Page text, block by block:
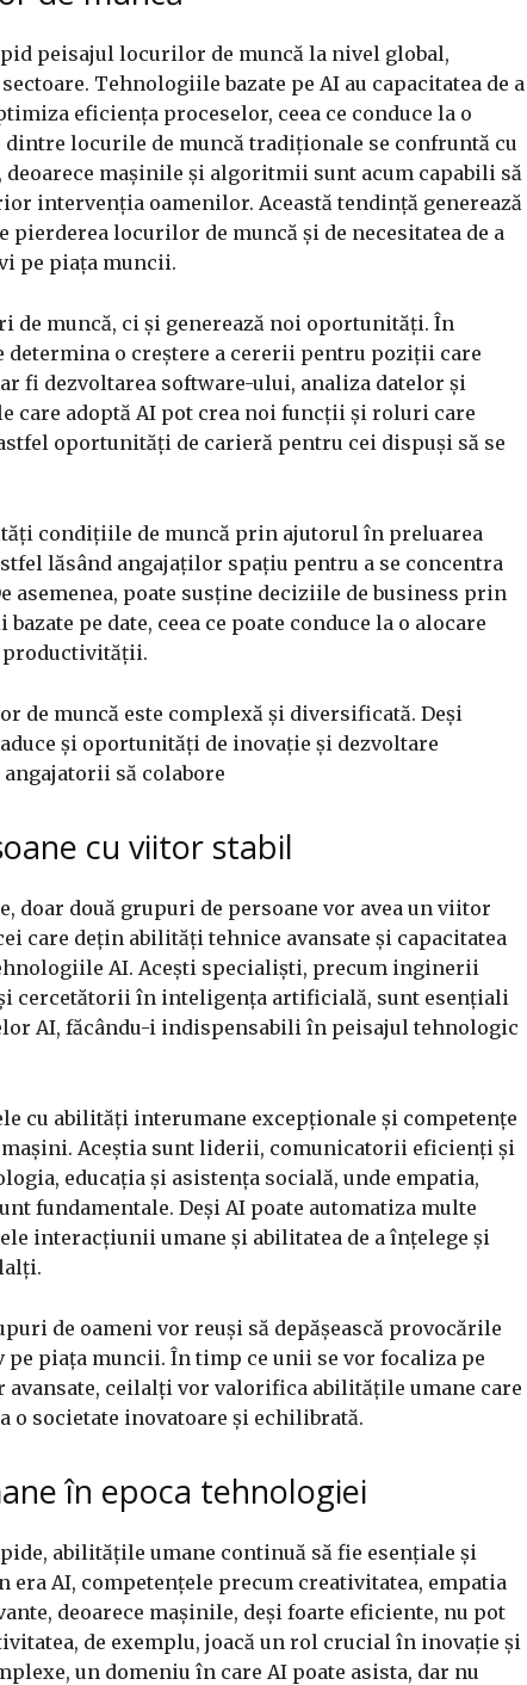
peisajul locurilor de muncă la nivel global,
Tehnologiile bazate pe AI au capacitatea de a
eficiența proceselor, ceea ce conduce la o
locurile de muncă tradiționale se confruntă cu
mașinile și algoritmii sunt acum capabili să
intervenția oamenilor. Această tendință generează
pierderea locurilor de muncă și de necesitatea de a
pe piața muncii.
de muncă, ci și generează noi oportunități. În
determina o creștere a cererii pentru poziții care
fi dezvoltarea software-ului, analiza datelor și
care adoptă AI pot crea noi funcții și roluri care
oportunități de carieră pentru cei dispuși să se
condițiile de muncă prin ajutorul în preluarea
lăsând angajaților spațiu pentru a se concentra
asemenea, poate susține deciziile de business prin
pe date, ceea ce poate conduce la o alocare
productivității.
de muncă este complexă și diversificată. Deși
și oportunități de inovație și dezvoltare
să colabore
cu viitor stabil
doar două grupuri de persoane vor avea un viitor
care dețin abilități tehnice avansate și capacitatea
AI. Acești specialiști, precum inginerii
cercetătorii în inteligența artificială, sunt esențiali
AI, făcându-i indispensabili în peisajul tehnologic
cu abilități interumane excepționale și competențe
Aceștia sunt liderii, comunicatorii eficienți și
educația și asistența socială, unde empatia,
fundamentale. Deși AI poate automatiza multe
interacțiunii umane și abilitatea de a înțelege și
de oameni vor reuși să depășească provocările
pe piața muncii. În timp ce unii se vor focaliza pe
ceilalți vor valorifica abilitățile umane care
societate inovatoare și echilibrată.
în epoca tehnologiei
abilitățile umane continuă să fie esențiale și
era AI, competențele precum creativitatea, empatia
deoarece mașinile, deși foarte eficiente, nu pot
de exemplu, joacă un rol crucial în inovație și
un domeniu în care AI poate asista, dar nu